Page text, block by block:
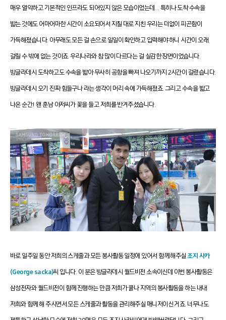
매우 열악하고 기본적인 인프라도 되어있지 않은 모습이었는데… 특히나 도착 수속을
밟는 것에도 어마어마한 시간이 소요되어서 지칠 대로 지친 우리는 더없이 피곤함이
가득해졌습니다. 아무래도 모든 걸 손으로 일일이 확인하고 입력해야 하니 시간이 오래
걸릴 수 밖에 없는 것이죠. 우리나라와 참 많이 다르다는 걸 실감한 장면이었습니다.
방글라데시 도착하고도 수속을 밟아 무사히 공항을 빠져 나오기까지 2시간이 걸렸습니다.
방글라데시 오기 진짜 힘들구나 라는 생각이 머리 속에 가득해졌죠.그리고 수속을 밟고
나온 순간! 왠 훈남 아저씨가 꽃을 들고 저희를 반겨주셨습니다.
바로 일주일 동안 저희의 스케줄과 모든 봉사활동 일정에 있어서 함께 해주실조지 사카
(George sacka)씨 입니다. 이 분은 방글라데시 월드비전 소속이신데 이번 봉사활동은
삼성전자와 월드비전이 함께 진행하는 만큼 저희가 쿨나 지역의 봉사활동을 하는 내내
저희와 함께 해 주시면서 모든 스케줄과 활동을 관리해주실 매니저이신 거죠. 너무나도